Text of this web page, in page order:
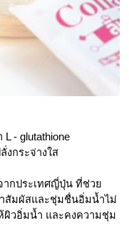
- glutathione
งกระจ่างใส
ากประเทศญี่ปุ่น ที่ช่วย
สัมผัสและชุ่มชื่นอิ่มน้ำไม่
ผิวอิ่มน้ำ และคงความชุ่ม